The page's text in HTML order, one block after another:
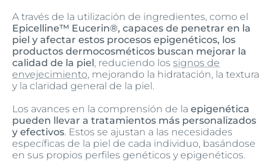
A través de la utilización de ingredientes, como el
Epicelline™ Eucerin®, capaces de penetrar en la
piel y afectar estos procesos epigenéticos, los
productos dermocosméticos buscan mejorar la
calidad de la piel, reduciendo los signos de
envejecimiento, mejorando la hidratación, la textura
y la claridad general de la piel.
Los avances en la comprensión de la epigenética
pueden llevar a tratamientos más personalizados
y efectivos. Estos se ajustan a las necesidades
específicas de la piel de cada individuo, basándose
en sus propios perfiles genéticos y epigenéticos.